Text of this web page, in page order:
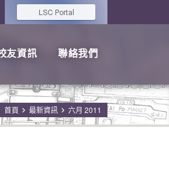
LSC Portal
友資訊 聯絡我們
首頁 最新資訊 六月 2011